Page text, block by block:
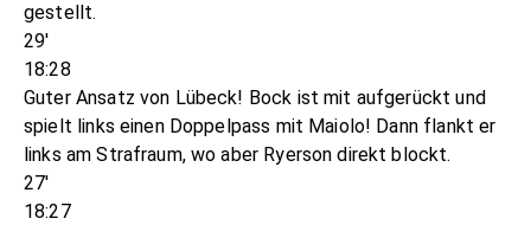
gestellt.
29'
18:28
Guter Ansatz von Lübeck! Bock ist mit aufgerückt und
spielt links einen Doppelpass mit Maiolo! Dann flankt er
links am Strafraum, wo aber Ryerson direkt blockt.
27'
18:27